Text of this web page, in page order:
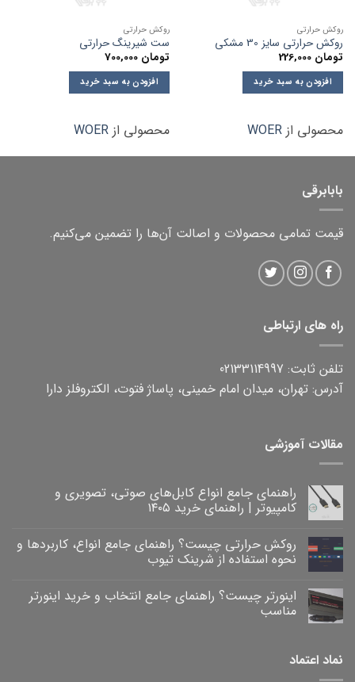
روکش حرارتی
روکش حرارتی سایز 30 مشکی
تومان
افزودن به سبد خرید
محصولی از WOER
روکش حرارتی
ست شیرینگ حرارتی
تومان
افزودن به سبد خرید
محصولی از WOER
بابابرقی
قیمت تمامی محصولات و اصالت آن‌ها را تضمین می‌کنیم.
راه های ارتباطی
تلفن ثابت: 02133114997
آدرس: تهران، میدان امام خمینی، پاساژ فتوت، الکتروفلز دارا
مقالات آموزشی
راهنمای جامع انواع کابل‌های صوتی، تصویری و
کامپیوتر | راهنمای خرید ۱۴۰۵
برای
راهنمای
جامع
صوتی،
تصویری
و
خرید
۱۴۰۵
ثبت
نشده
روکش حرارتی چیست؟ راهنمای جامع انواع، کاربردها و
نحوه استفاده از شرینک تیوب
برای
روکش
حرارتی
انواع،
کاربردها
ثبت
نشده
اینورتر چیست؟ راهنمای جامع انتخاب و خرید اینورتر
مناسب
اینورتر
چیست؟
نشده
نماد اعتماد